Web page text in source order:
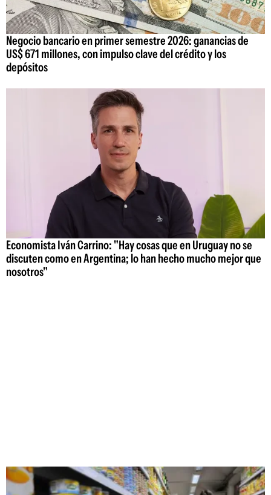
Negocio bancario en primer semestre 2026: ganancias de
US$ 671 millones, con impulso clave del crédito y los
depósitos
Economista Iván Carrino: "Hay cosas que en Uruguay no se
discuten como en Argentina; lo han hecho mucho mejor que
nosotros"